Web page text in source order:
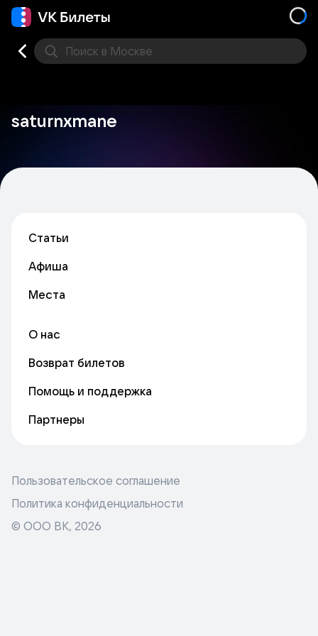
Поиск в Москве
saturnxmane
Статьи
Афиша
Места
О нас
Возврат билетов
Помощь и поддержка
Партнеры
Пользовательское соглашение
Политика конфиденциальности
© ООО ВК, 2026